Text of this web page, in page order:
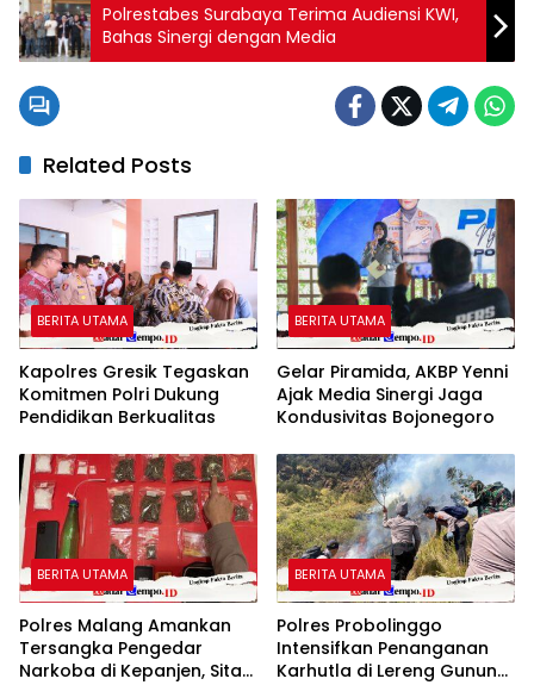
Polrestabes Surabaya Terima Audiensi KWI,
Bahas Sinergi dengan Media
Related Posts
BERITA UTAMA
Kapolres Gresik Tegaskan
Komitmen Polri Dukung
Pendidikan Berkualitas
BERITA UTAMA
Gelar Piramida, AKBP Yenni
Ajak Media Sinergi Jaga
Kondusivitas Bojonegoro
BERITA UTAMA
Polres Malang Amankan
Tersangka Pengedar
Narkoba di Kepanjen, Sita
BERITA UTAMA
Polres Probolinggo
Intensifkan Penanganan
Karhutla di Lereng Gunung